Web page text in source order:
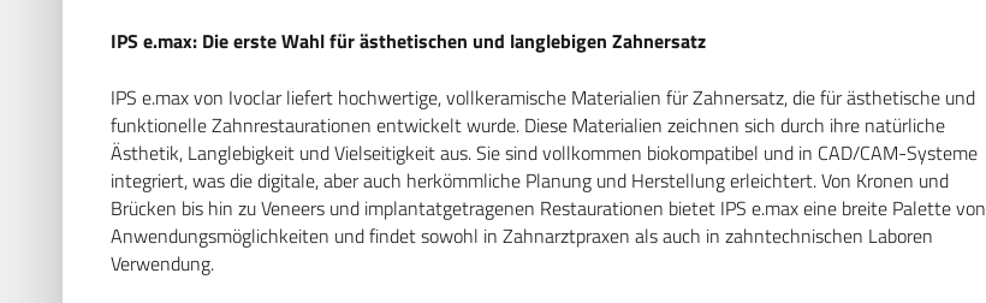
IPS e.max: Die erste Wahl für ästhetischen und langlebigen Zahnersatz
IPS e.max von Ivoclar liefert hochwertige, vollkeramische Materialien für Zahnersatz, die für ästhetische und
funktionelle Zahnrestaurationen entwickelt wurde. Diese Materialien zeichnen sich durch ihre natürliche
Ästhetik, Langlebigkeit und Vielseitigkeit aus. Sie sind vollkommen biokompatibel und in CAD/CAM-Systeme
integriert, was die digitale, aber auch herkömmliche Planung und Herstellung erleichtert. Von Kronen und
Brücken bis hin zu Veneers und implantatgetragenen Restaurationen bietet IPS e.max eine breite Palette von
Anwendungsmöglichkeiten und findet sowohl in Zahnarztpraxen als auch in zahntechnischen Laboren
Verwendung.